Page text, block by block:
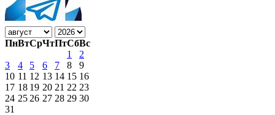
ПнВтСрЧтПтСбВс
1
2
3
4 5 6 7 8
9
10 11 12 13 14 15 16
17 18 19 20 21 22 23
24 25 26 27 28 29 30
31